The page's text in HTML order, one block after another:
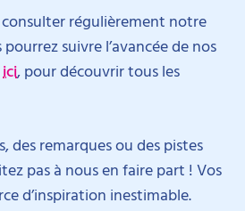
régulièrement notre
suivre l’avancée de nos
ici, pour découvrir tous les
des remarques ou des pistes
pas à nous en faire part ! Vos
d’inspiration inestimable.